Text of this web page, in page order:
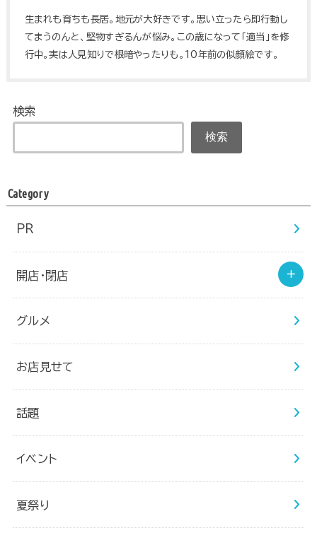
生まれも育ちも長居。地元が大好きです。思い立ったら即行動し
てまうのんと、堅物すぎるんが悩み。この歳になって「適当」を修
行中。実は人見知りで根暗やったりも。10年前の似顔絵です。
検索
検索
Category
PR
開店・閉店
グルメ
お店見せて
話題
イベント
夏祭り